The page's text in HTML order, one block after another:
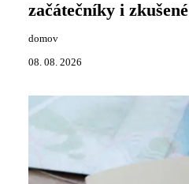
začátečníky i zkušené
domov
08. 08. 2026